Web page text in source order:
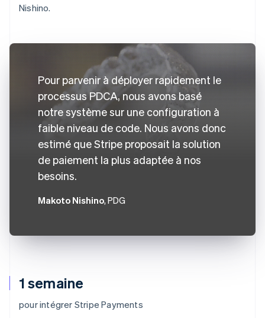
1 semaine
pour intégrer Stripe Payments
Nishino.
Pour parvenir à déployer rapidement le
processus PDCA, nous avons basé
notre système sur une configuration à
faible niveau de code. Nous avons donc
estimé que Stripe proposait la solution
de paiement la plus adaptée à nos
besoins.
Makoto Nishino, PDG